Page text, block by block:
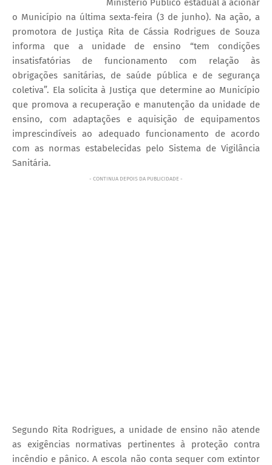
Ministério Público estadual a acionar
o Município na última sexta-feira (3 de junho). Na ação, a
promotora de Justiça Rita de Cássia Rodrigues de Souza
informa que a unidade de ensino “tem condições
insatisfatórias de funcionamento com relação às
obrigações sanitárias, de saúde pública e de segurança
coletiva”. Ela solicita à Justiça que determine ao Município
que promova a recuperação e manutenção da unidade de
ensino, com adaptações e aquisição de equipamentos
imprescindíveis ao adequado funcionamento de acordo
com as normas estabelecidas pelo Sistema de Vigilância
Sanitária.
- CONTINUA DEPOIS DA PUBLICIDADE -
Segundo Rita Rodrigues, a unidade de ensino não atende
as exigências normativas pertinentes à proteção contra
incêndio e pânico. A escola não conta sequer com extintor